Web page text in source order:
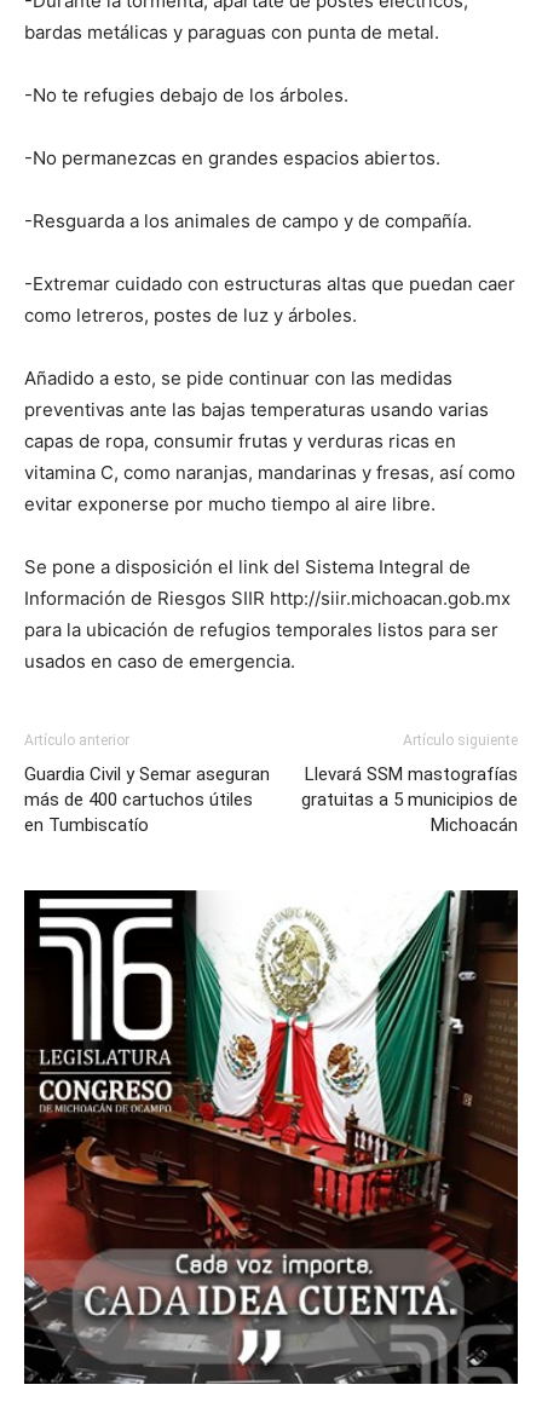
bardas metálicas y paraguas con punta de metal.
-No te refugies debajo de los árboles.
-No permanezcas en grandes espacios abiertos.
-Resguarda a los animales de campo y de compañía.
-Extremar cuidado con estructuras altas que puedan caer
como letreros, postes de luz y árboles.
Añadido a esto, se pide continuar con las medidas
preventivas ante las bajas temperaturas usando varias
capas de ropa, consumir frutas y verduras ricas en
vitamina C, como naranjas, mandarinas y fresas, así como
evitar exponerse por mucho tiempo al aire libre.
Se pone a disposición el link del Sistema Integral de
Información de Riesgos SIIR http://siir.michoacan.gob.mx
para la ubicación de refugios temporales listos para ser
usados en caso de emergencia.
Artículo anterior
Guardia Civil y Semar aseguran
más de 400 cartuchos útiles
en Tumbiscatío
Artículo siguiente
Llevará SSM mastografías
gratuitas a 5 municipios de
Michoacán